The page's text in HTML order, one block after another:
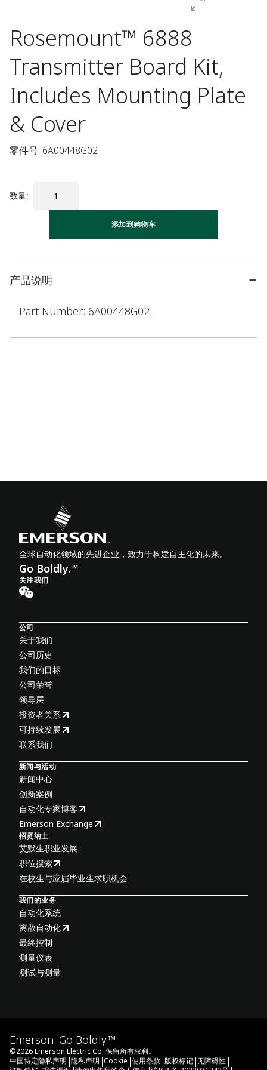
Rosemount™ 6888
Transmitter Board Kit,
Includes Mounting Plate
& Cover
零件号: 6A00448G02
数量:
添加到购物车
产品说明
Part Number: 6A00448G02
全球自动化领域的先进企业，致力于构建自主化的未来。
Go Boldly.™
关注我们
公司
关于我们
公司历史
我们的目标
公司荣誉
领导层
投资者关系
可持续发展
联系我们
新闻与活动
新闻中心
创新案例
自动化专家博客
Emerson Exchange
招贤纳士
艾默生职业发展
职位搜索
在校生与应届毕业生求职机会
我们的业务
自动化系统
离散自动化
最终控制
测量仪表
测试与测量
Emerson. Go Boldly.™
©2026Emerson Electric Co. 保留所有权利。
中国特定隐私声明 |隐私声明 |Cookie |使用条款 |版权标记 |无障碍性 |